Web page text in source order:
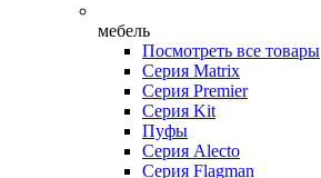
мебель
Посмотреть все товары
Серия Matrix
Серия Premier
Серия Kit
Пуфы
Серия Alecto
Серия Flagman